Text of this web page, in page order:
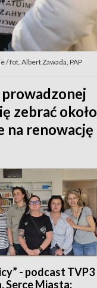
/ fot. Albert Zawada, PAP
zebrać około
na renowację
- podcast TVP3
Serce Miasta: